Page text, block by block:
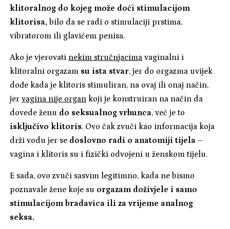
klitoralnog do kojeg može doći stimulacijom
klitorisa, bilo da se radi o stimulaciji prstima,
vibratorom ili glavićem penisa.
Ako je vjerovati nekim stručnjacima vaginalni i
klitoralni orgazam su ista stvar, jer do orgazma uvijek
dođe kada je klitoris stimuliran, na ovaj ili onaj način,
jervagina nije organ koji je konstruiran na način da
dovede ženu do seksualnog vrhunca, već je to
isključivo klitoris. Ovo čak zvuči kao informacija koja
drži vodu jer se doslovno radi o anatomiji tijela –
vagina i klitoris su i fizički odvojeni u ženskom tijelu.
E sada, ovo zvuči sasvim legitimno, kada ne bismo
poznavale žene koje su orgazam doživjele i samo
stimulacijom bradavica ili za vrijeme analnog
seksa.